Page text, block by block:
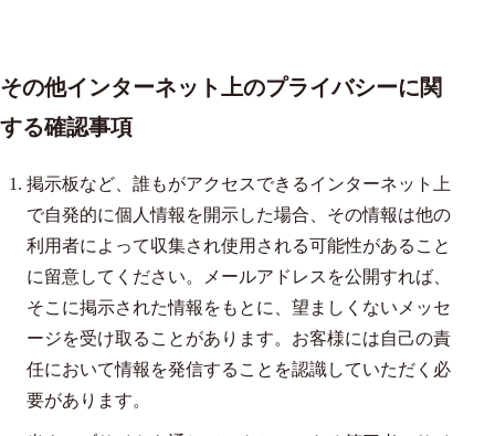
その他インターネット上のプライバシーに関
する確認事項
掲示板など、誰もがアクセスできるインターネット上
で自発的に個人情報を開示した場合、その情報は他の
利用者によって収集され使用される可能性があること
に留意してください。メールアドレスを公開すれば、
そこに掲示された情報をもとに、望ましくないメッセ
ージを受け取ることがあります。お客様には自己の責
任において情報を発信することを認識していただく必
要があります。